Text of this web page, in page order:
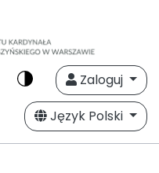
Zaloguj
Język Polski